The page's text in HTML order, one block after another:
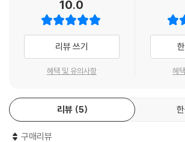
10.0
리뷰 쓰기
혜택 및 유의사항 혜
리뷰 5
구매리뷰